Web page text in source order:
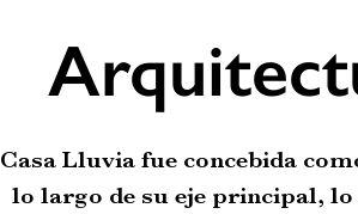
Casa Lluvia fue concebida
lo largo de su eje principal,